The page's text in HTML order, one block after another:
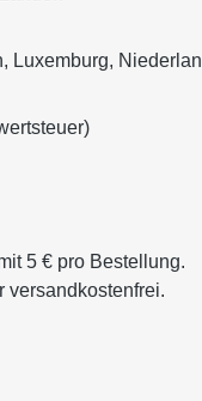
Luxemburg,
5 € pro Bestellung.
versandkostenfrei.